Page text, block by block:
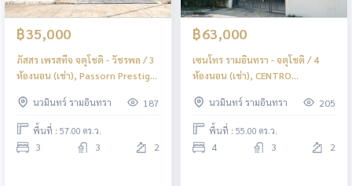
฿35,000
ภัสสร เพรสทีจ จตุโชติ - วัชรพล / 3
ห้องนอน (เช่า), Passorn Prestige
Bedrooms (FOR RENT) AMPK041
นวมินทร์ รามอินทรา 187
พื้นที่ : 57.00 ตร.ว.
3 3 2
฿63,000
เซนโทร รามอินทรา - จตุโชติ / 4
ห้องนอน (เช่า), CENTRO
Bedrooms (FOR RENT) AMPK032
นวมินทร์ รามอินทรา 205
พื้นที่ : 55.00 ตร.ว.
4 3 2